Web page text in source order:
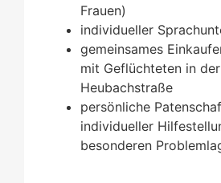
Frauen)
individueller
gemeinsames
mit Geflüchteten in der
Heubachstraße
persönliche
individueller
besonderen